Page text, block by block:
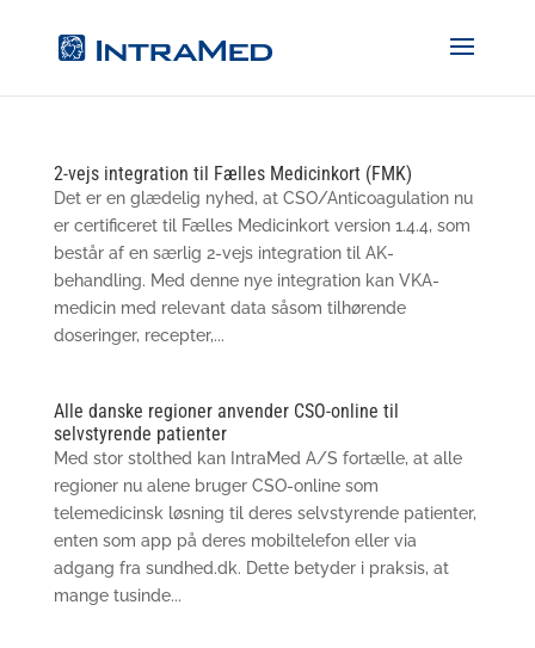
2-vejs integration til Fælles Medicinkort (FMK)
Det er en glædelig nyhed, at CSO/Anticoagulation nu
er certificeret til Fælles Medicinkort version 1.4.4, som
består af en særlig 2-vejs integration til AK-
behandling. Med denne nye integration kan VKA-
medicin med relevant data såsom tilhørende
doseringer, recepter,...
Alle danske regioner anvender CSO-online til
selvstyrende patienter
Med stor stolthed kan IntraMed A/S fortælle, at alle
regioner nu alene bruger CSO-online som
telemedicinsk løsning til deres selvstyrende patienter,
enten som app på deres mobiltelefon eller via
adgang fra sundhed.dk. Dette betyder i praksis, at
mange tusinde...